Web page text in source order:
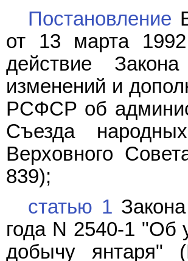
Постановление
от 13 марта
действие
изменений и
РСФСР об
Съезда
Верховного
839);
статью 1
года N 2540-1 "Об
добычу янтаря"